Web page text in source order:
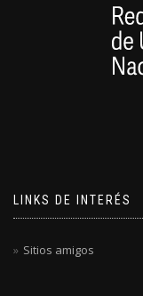
LINKS DE INTERÉS
Sitios amigos